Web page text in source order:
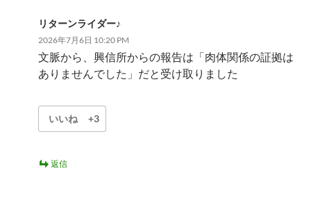
リターンライダー♪
2026年7月6日 10:20 PM
文脈から、興信所からの報告は「肉体関係の証拠は
ありませんでした」だと受け取りました
いいね +3
返信